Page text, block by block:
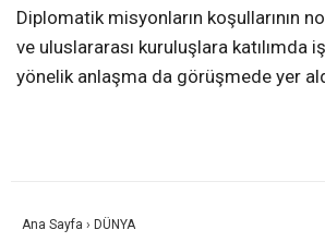
Diplomatik misyonların koşullarının
ve uluslararası kuruluşlara katılımda
yönelik anlaşma da görüşmede yer
Ana Sayfa › DÜNYA